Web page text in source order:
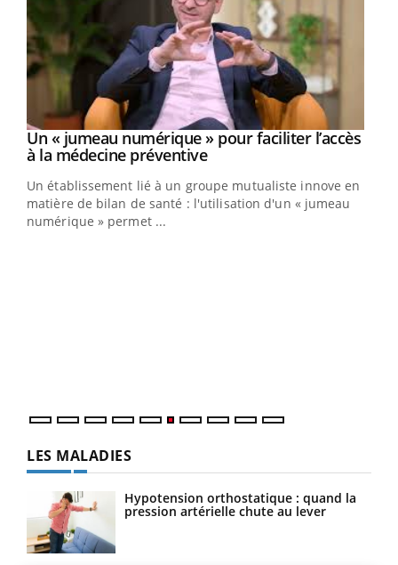
Youtube
Un « jumeau numérique » pour faciliter l’accès
à la médecine préventiveYoutube
Un établissement lié à un groupe mutualiste innove en
matière de bilan de santé : l'utilisation d'un « jumeau
numérique » permet ...
LES MALADIES
Hypotension orthostatique : quand la
pression artérielle chute au lever